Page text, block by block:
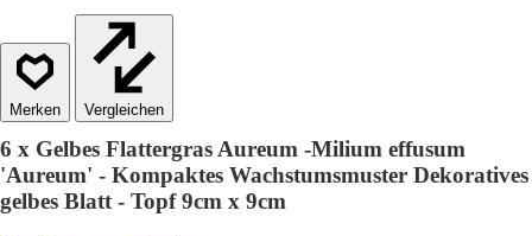
Vergleichen
6 x Gelbes Flattergras Aureum -Milium effusum
'Aureum' - Kompaktes Wachstumsmuster Dekoratives
gelbes Blatt - Topf 9cm x 9cm